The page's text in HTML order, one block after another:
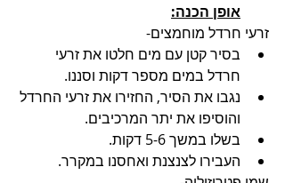
אופן הכנה:
זרעי חרדל מוחמצים-
בסיר קטן עם מים חלטו את זרעי
חרדל במים מספר דקות וסננו.
נגבו את הסיר, החזירו את זרעי החרדל
והוסיפו את יתר המרכיבים.
בשלו במשך 5-6 דקות.
העבירו לצנצנת ואחסנו במקרר.